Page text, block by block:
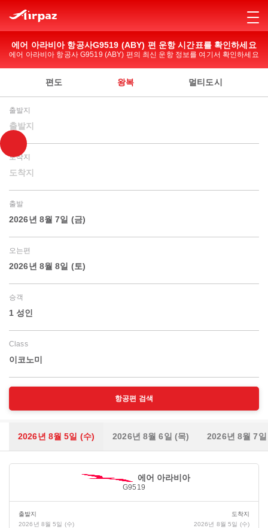
에어 아라비아 항공사G9519 (ABY) 편 운항 시간표를 확인하세요
에어 아라비아 항공사 G9519 (ABY) 편의 최신 운항 정보를 여기서 확인하세요
편도 왕복 멀티도시
출발지
출발지
도착지
도착지
출발
2026년 8월 7일 (금)
오는편
2026년 8월 8일 (토)
승객
1 성인
Class
이코노미
항공편 검색
2026년 8월 5일 (수) 2026년 8월 6일 (목) 2026년 8월 7
에어 아라비아
G9519
출발지
2026년 8월 5일 (수)
도착지
2026년 8월 5일 (수)